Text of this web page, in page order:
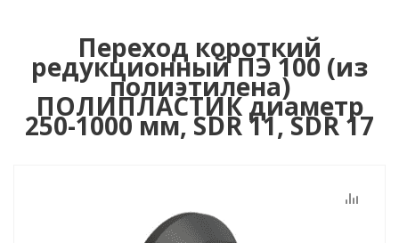
Переход короткий
редукционный ПЭ 100 (из
полиэтилена)
ПОЛИПЛАСТИК диаметр
250-1000 мм, SDR 11, SDR 17